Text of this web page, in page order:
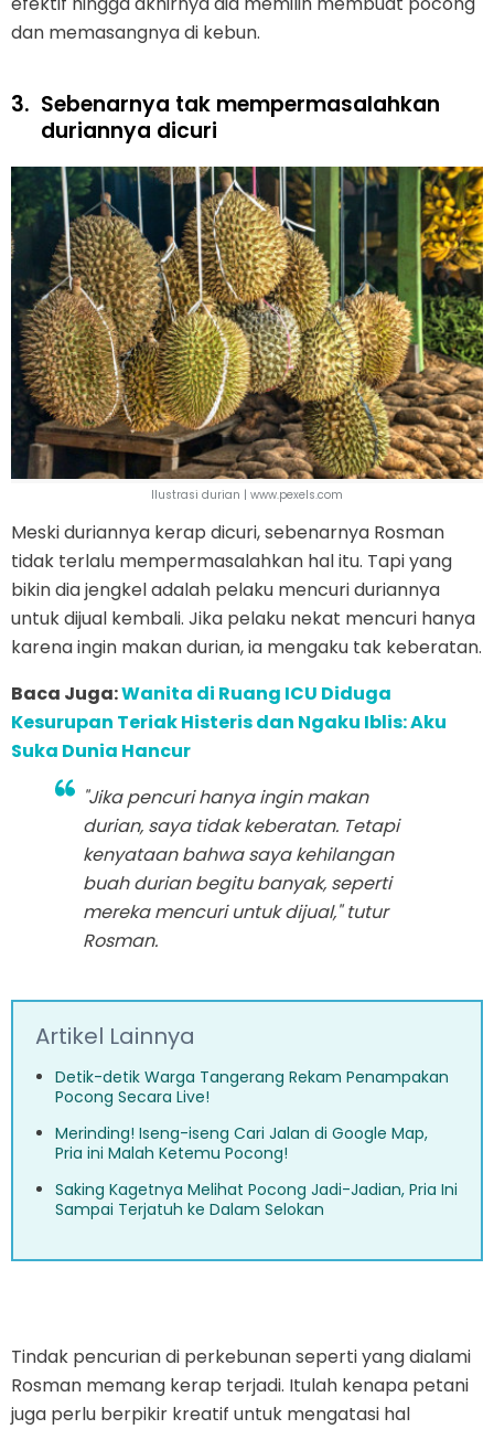
dan memasangnya di kebun.
3. Sebenarnya tak mempermasalahkan
duriannya dicuri
Ilustrasi durian | www.pexels.com
Meski duriannya kerap dicuri, sebenarnya Rosman
tidak terlalu mempermasalahkan hal itu. Tapi yang
bikin dia jengkel adalah pelaku mencuri duriannya
untuk dijual kembali. Jika pelaku nekat mencuri hanya
karena ingin makan durian, ia mengaku tak keberatan.
Baca Juga:Wanita di Ruang ICU Diduga
Kesurupan Teriak Histeris dan Ngaku Iblis: Aku
Suka Dunia Hancur
"Jika pencuri hanya ingin makan
durian, saya tidak keberatan. Tetapi
kenyataan bahwa saya kehilangan
buah durian begitu banyak, seperti
mereka mencuri untuk dijual," tutur
Rosman.
Artikel Lainnya
Detik-detik Warga Tangerang Rekam Penampakan
Pocong Secara Live!
Merinding! Iseng-iseng Cari Jalan di Google Map,
Pria ini Malah Ketemu Pocong!
Saking Kagetnya Melihat Pocong Jadi-Jadian, Pria Ini
Sampai Terjatuh ke Dalam Selokan
Tindak pencurian di perkebunan seperti yang dialami
Rosman memang kerap terjadi. Itulah kenapa petani
juga perlu berpikir kreatif untuk mengatasi hal